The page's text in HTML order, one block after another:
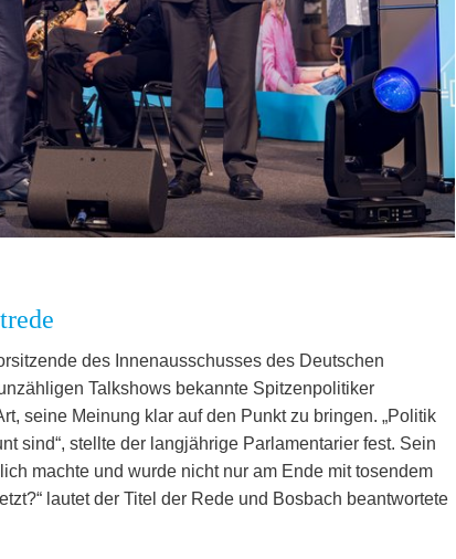
des Innenausschusses des Deutschen
Talkshows bekannte Spitzenpolitiker
seine Meinung klar auf den Punkt zu bringen. „Politik
sind“, stellte der langjährige Parlamentarier fest. Sein
machte und wurde nicht nur am Ende mit tosendem
lautet der Titel der Rede und Bosbach beantwortete